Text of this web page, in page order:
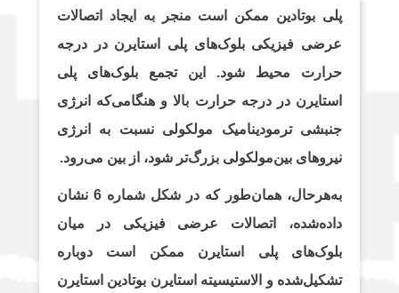
پلی بوتادین ممکن است منجر به ایجاد اتصالات
عرضی فیزیکی بلوک‌های پلی استایرن در درجه
حرارت محیط شود. این تجمع بلوک‌های پلی
استایرن در درجه حرارت بالا و هنگامی‌که انرژی
جنبشی ترمودینامیک مولکولی نسبت به انرژی
نیروهای بین‌مولکولی بزرگ‌تر شود، از بین می‌رود.
به‌هرحال، همان‌طور که در شکل شماره 6 نشان
داده‌شده، اتصالات عرضی فیزیکی در میان
بلوک‌های پلی استایرن ممکن است دوباره
تشکیل‌شده و الاستیسیته استایرن بوتادین استایرن